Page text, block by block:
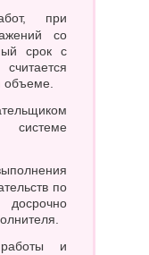
со
срок с
объеме.
по